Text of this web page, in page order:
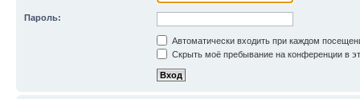
Пароль:
Автоматически входить при каждом
Скрыть моё пребывание на конференции в